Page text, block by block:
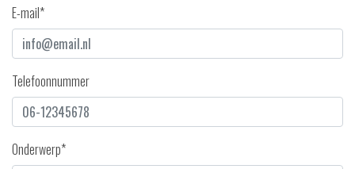
E-mail*
Telefoonnummer
Onderwerp*